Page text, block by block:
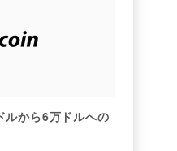
から6万ドルへの